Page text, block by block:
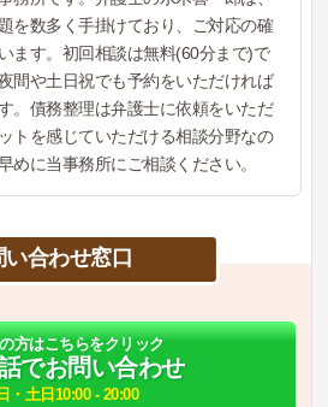
を数多く手掛けており、ご対応の確
ます。初回相談は無料(60分まで)で
間や土日祝でも予約をいただければ
。債務整理は弁護士に依頼をいただ
トを感じていただける相談分野なの
めに当事務所にご相談ください。
い合わせ窓口
方はこちらをクリック
でお問い合わせ
・土日10:00 - 20:00